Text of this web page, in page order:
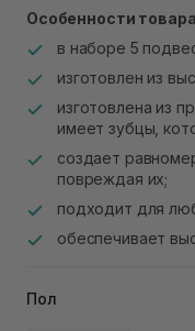
Особенности
в наборе 5
изготовлен из
изготовлена ​​из
имеет зубцы,
создает
повреждая их;
подходит для
обеспечивает
Пол